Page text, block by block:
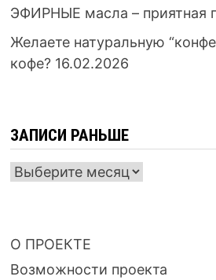
ЭФИРНЫЕ масла – приятная
Желаете натуральную
кофе? 16.02.2026
ЗАПИСИ РАНЬШЕ
ЗАПИСИ
О ПРОЕКТЕ
Возможности проекта